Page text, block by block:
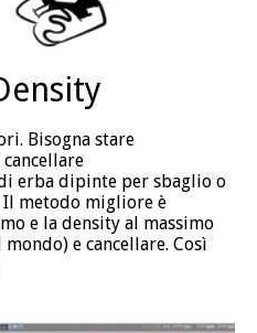
Bisogna stare
di erba dipinte per sbaglio o
Il metodo migliore è
e la density al massimo
e cancellare. Così